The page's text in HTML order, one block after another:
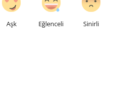
Aşk Eğlenceli Sinirli